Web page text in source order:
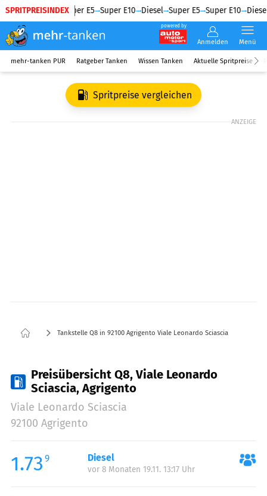
SPRITPREISINDEX
Diesel Super E5 Super E10 Diesel Super E5 Super E10 Diesel
powered by
Anmelden Menü
mehr-tanken PUR Ratgeber Tanken Wissen Tanken Aktuelle Spritpreise
Spritpreise vergleichen
ANZEIGE
Tankstelle Q8 in 92100 Agrigento Viale Leonardo Sciascia
Preisübersicht Q8, Viale Leonardo
Sciascia, Agrigento
Viale Leonardo Sciascia
92100 Agrigento
1.73 9 Diesel
vor 8 Monaten 19.11. 13:17 Uhr